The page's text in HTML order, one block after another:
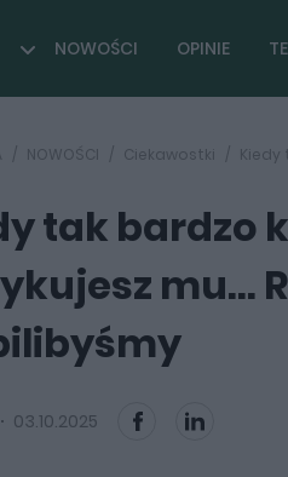
NOWOŚCI OPINIE
NOWOŚCI Ciekawostki Kiedy
tak bardzo
mu...
03.10.2025